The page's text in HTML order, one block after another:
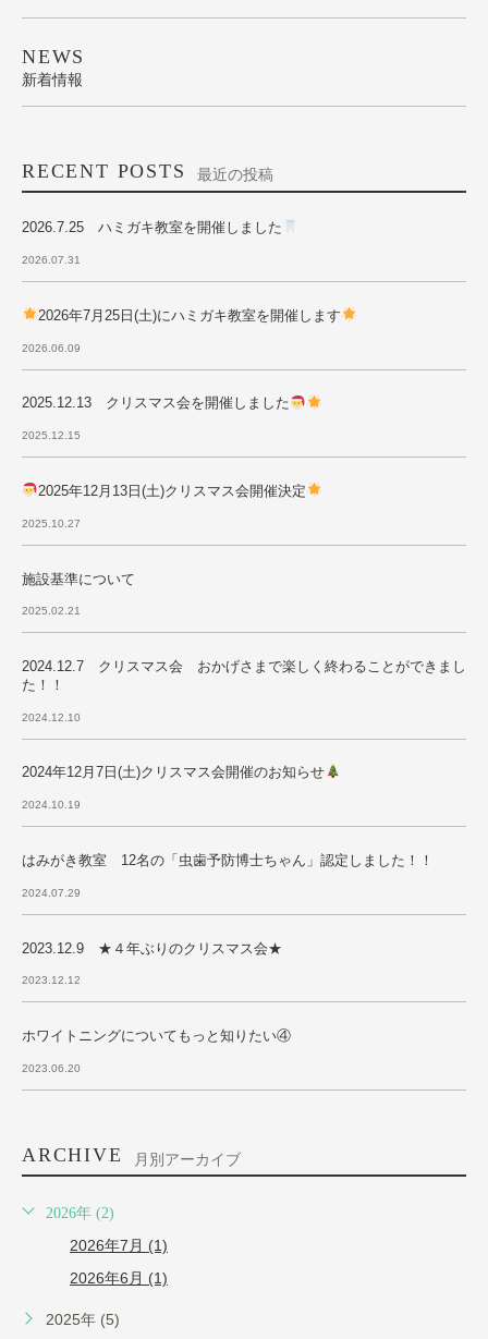
NEWS
新着情報
RECENT POSTS 最近の投稿
2026.7.25 ハミガキ教室を開催しました
2026.07.31
2026年7月25日(土)にハミガキ教室を開催します
2026.06.09
2025.12.13 クリスマス会を開催しました
2025.12.15
2025年12月13日(土)クリスマス会開催決定
2025.10.27
施設基準について
2025.02.21
2024.12.7 クリスマス会 おかげさまで楽しく終わることができまし
た！！
2024.12.10
2024年12月7日(土)クリスマス会開催のお知らせ
2024.10.19
はみがき教室 12名の「虫歯予防博士ちゃん」認定しました！！
2024.07.29
2023.12.9 ★４年ぶりのクリスマス会★
2023.12.12
ホワイトニングについてもっと知りたい④
2023.06.20
ARCHIVE 月別アーカイブ
2026年 (2)
2026年7月 (1)
2026年6月 (1)
2025年 (5)